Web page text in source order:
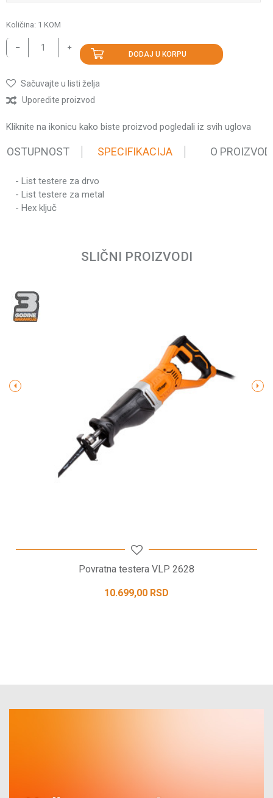
Količina: 1 KOM
DODAJ U KORPU
Sačuvajte u listi želja
Uporedite proizvod
Kliknite na ikonicu kako biste proizvod pogledali iz svih uglova
SPECIFIKACIJA O
Karakteristika
Kategorija
Tip elektromotora
Kolektorski
Priključna snaga
Broj obrtaja - el./aku. uređaji
3 godine
20 mm
drvo - 115 mm
- List testere za drvo
- List testere za metal
- Hex ključ
SLIČNI PROIZVODI
Povratna testera VLP 2628
10.699,00 RSD